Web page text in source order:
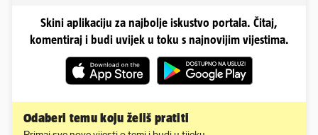
Skini aplikaciju za najbolje iskustvo portala. Čitaj,
komentiraj i budi uvijek u toku s najnovijim vijestima.
Odaberi temu koju želiš pratiti